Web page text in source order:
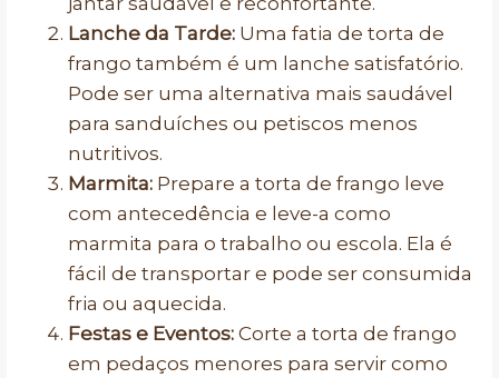
Lanche da Tarde: Uma fatia de torta de
frango também é um lanche satisfatório.
Pode ser uma alternativa mais saudável
para sanduíches ou petiscos menos
nutritivos.
Marmita: Prepare a torta de frango leve
com antecedência e leve-a como
marmita para o trabalho ou escola. Ela é
fácil de transportar e pode ser consumida
fria ou aquecida.
Festas e Eventos: Corte a torta de frango
em pedaços menores para servir como